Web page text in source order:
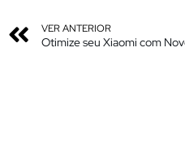
VER ANTERIOR
Otimize seu Xiaomi com